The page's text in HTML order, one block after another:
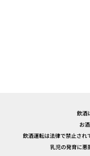
飲酒
お
飲酒運転は法律で禁止され
乳児の発育に悪